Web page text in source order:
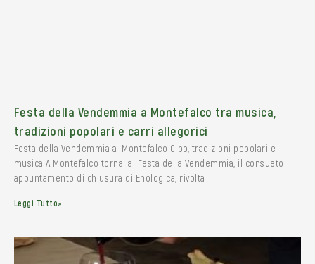
Festa della Vendemmia a Montefalco tra musica,
tradizioni popolari e carri allegorici
Festa della Vendemmia a Montefalco Cibo, tradizioni popolari e
musica A Montefalco torna la Festa della Vendemmia, il consueto
appuntamento di chiusura di Enologica, rivolta
Leggi Tutto»